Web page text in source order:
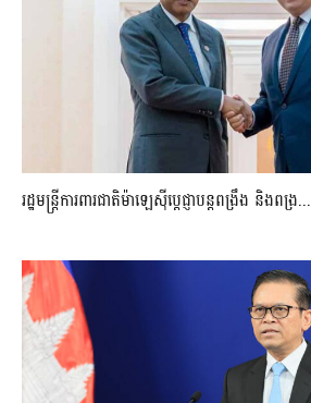
រដ្ឋមន្ត្រីការពារជាតិម៉ាឡេស៊ីប្ដេជ្ញាបន្តពង្រឹង និងពង្រ...